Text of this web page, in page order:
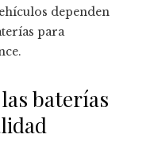
dependen
para
baterías